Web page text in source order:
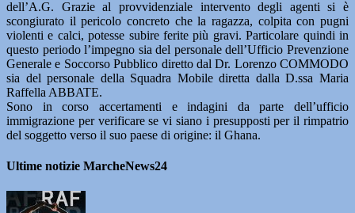
dell’A.G. Grazie al provvidenziale intervento degli agenti si è
scongiurato il pericolo concreto che la ragazza, colpita con pugni
violenti e calci, potesse subire ferite più gravi. Particolare quindi in
questo periodo l’impegno sia del personale dell’Ufficio Prevenzione
Generale e Soccorso Pubblico diretto dal Dr. Lorenzo COMMODO
sia del personale della Squadra Mobile diretta dalla D.ssa Maria
Raffella ABBATE.
Sono in corso accertamenti e indagini da parte dell’ufficio
immigrazione per verificare se vi siano i presupposti per il rimpatrio
del soggetto verso il suo paese di origine: il Ghana.
Ultime notizie MarcheNews24